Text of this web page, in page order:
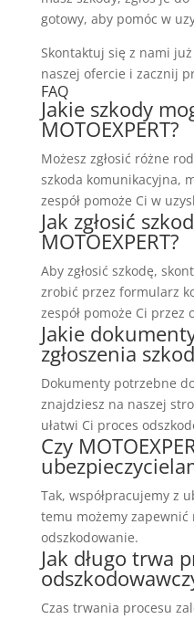
gotowy, aby pomóc w
Skontaktuj się z nami
naszej ofercie i zacznij
FAQ
Jakie szkody
MOTOEXPERT?
Możesz zgłosić różne
szkoda komunikacyjna,
zespół pomoże Ci w
Jak zgłosić
MOTOEXPERT?
Aby zgłosić szkodę,
zrobić przez formularz
zespół pomoże Ci przez
Jakie
zgłoszenia
Dokumenty potrzebne
znajdziesz na naszej
ułatwi Ci proces
Czy
Tak, współpracujemy z
temu możemy zapewnić
odszkodowanie.
Jak długo trwa
Czas trwania procesu